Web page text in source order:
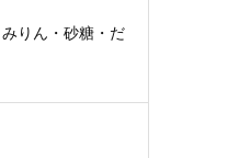
りん・砂糖・だ